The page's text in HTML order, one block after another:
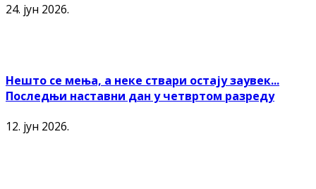
24. јун 2026.
Нешто се мења, а неке ствари остају заувек...
Последњи наставни дан у четвртом разреду
12. јун 2026.